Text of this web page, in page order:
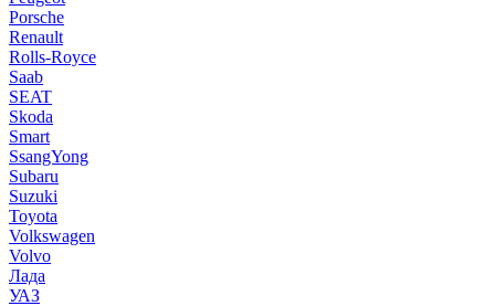
Porsche
Renault
Rolls-Royce
Saab
SEAT
Skoda
Smart
SsangYong
Subaru
Suzuki
Toyota
Volkswagen
Volvo
Лада
УАЗ